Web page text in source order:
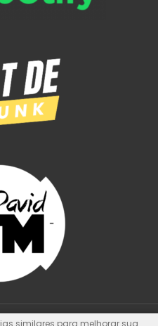
similares para melhorar sua